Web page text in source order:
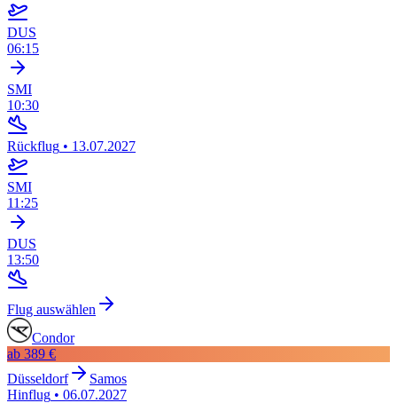
DUS
06:15
SMI
10:30
Rückflug • 13.07.2027
SMI
11:25
DUS
13:50
Flug auswählen
Condor
ab 389 €
Düsseldorf
Samos
Hinflug • 06.07.2027